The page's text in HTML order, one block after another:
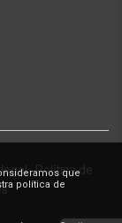
que
política de
·Política de